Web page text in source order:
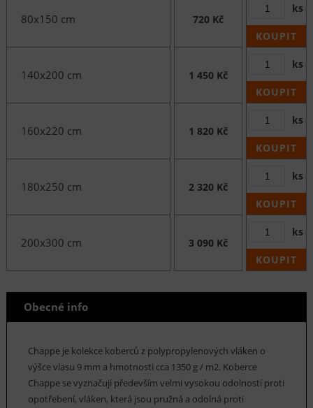
80x150 cm 720 Kč
ks
KOUPIT
140x200 cm 1 450 Kč
ks
KOUPIT
160x220 cm 1 820 Kč
ks
KOUPIT
180x250 cm 2 320 Kč
ks
KOUPIT
200x300 cm 3 090 Kč
ks
KOUPIT
Obecné info
Chappe je kolekce koberců z polypropylenových vláken o
výšce vlasu 9 mm a hmotnosti cca 1350 g / m2. Koberce
Chappe se vyznačují především velmi vysokou odolností proti
opotřebení, vláken, která jsou pružná a odolná proti